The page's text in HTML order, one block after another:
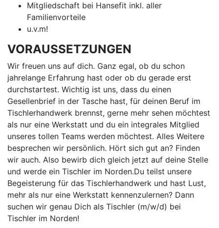
Mitgliedschaft bei Hansefit inkl. aller
Familienvorteile
u.v.m!
VORAUSSETZUNGEN
Wir freuen uns auf dich. Ganz egal, ob du schon
jahrelange Erfahrung hast oder ob du gerade erst
durchstartest. Wichtig ist uns, dass du einen
Gesellenbrief in der Tasche hast, für deinen Beruf im
Tischlerhandwerk brennst, gerne mehr sehen möchtest
als nur eine Werkstatt und du ein integrales Mitglied
unseres tollen Teams werden möchtest. Alles Weitere
besprechen wir persönlich. Hört sich gut an? Finden
wir auch. Also bewirb dich gleich jetzt auf deine Stelle
und werde ein Tischler im Norden.Du teilst unsere
Begeisterung für das Tischlerhandwerk und hast Lust,
mehr als nur eine Werkstatt kennenzulernen? Dann
suchen wir genau Dich als Tischler (m/w/d) bei
Tischler im Norden!